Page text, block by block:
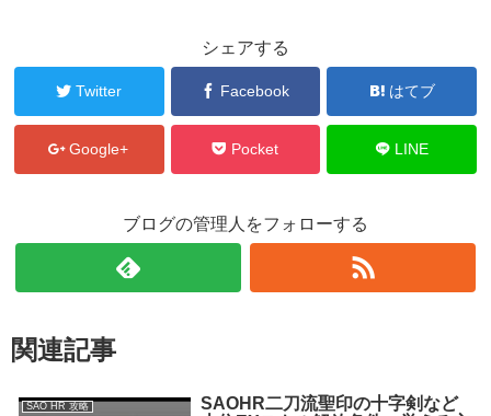
シェアする
Twitter Facebook はてブ
Google+ Pocket LINE
ブログの管理人をフォローする
関連記事
SAO HR 攻略
SAOHR二刀流聖印の十字剣など